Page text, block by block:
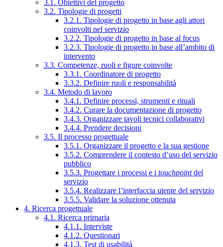
3.1. Obiettivi del progetto
3.2. Tipologie di progetti
3.2.1. Tipologie di progetto in base agli attori
coinvolti nel servizio
3.2.2. Tipologie di progetto in base al focus
3.2.3. Tipologie di progetto in base all’ambito di
intervento
3.3. Competenze, ruoli e figure coinvolte
3.3.1. Coordinatore di progetto
3.3.2. Definire ruoli e responsabilità
3.4. Metodo di lavoro
3.4.1. Definire processi, strumenti e rituali
3.4.2. Curare la documentazione di progetto
3.4.3. Organizzare tavoli tecnici collaborativi
3.4.4. Prendere decisioni
3.5. Il processo progettuale
3.5.1. Organizzare il progetto e la sua gestione
3.5.2. Comprendere il contesto d’uso del servizio
pubblico
3.5.3. Progettare i processi e i touchpointdel
servizio
3.5.4. Realizzare l’interfaccia utente del servizio
3.5.5. Validare la soluzione ottenuta
4. Ricerca progettuale
4.1. Ricerca primaria
4.1.1. Interviste
4.1.2. Questionari
4.1.3. Test di usabilità